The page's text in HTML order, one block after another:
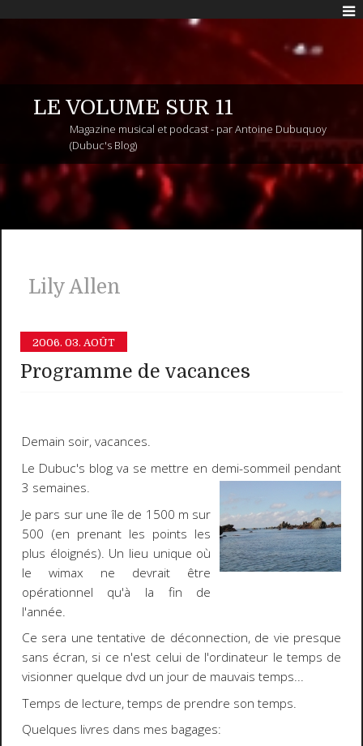
LE VOLUME SUR 11
Magazine musical et podcast - par Antoine Dubuquoy
(Dubuc's Blog)
Lily Allen
2006. 03. AOÛT
Programme de vacances
Demain soir,vacances.
Le Dubuc's blogva se mettre en demi-sommeil pendant
3 semaines.
Je pars sur une île de 1500 m sur
500 (en prenant les points les
plus éloignés). Un lieu unique où
le wimax ne devrait être
opérationnel qu'à la fin de
l'année.
Ce sera unetentative de déconnection, de vie presque
sans écran, si ce n'est celui de l'ordinateur le temps de
visionner quelque dvd un jour de mauvais temps...
Temps de lecture, temps de prendre son temps.
Quelques livres dans mes bagages: